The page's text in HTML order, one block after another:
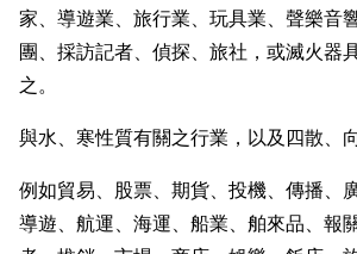
家、導遊業、旅行業、玩具業、聲樂音
團、採訪記者、偵探、旅社，或滅火器
之。
與水、寒性質有關之行業，以及四散、
例如貿易、股票、期貨、投機、傳播、
導遊、航運、海運、船業、舶來品、報